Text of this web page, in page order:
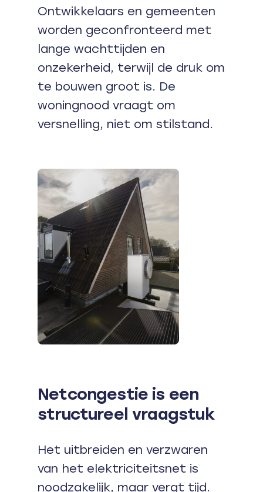
Ontwikkelaars en gemeenten
worden geconfronteerd met
lange wachttijden en
onzekerheid, terwijl de druk om
te bouwen groot is. De
woningnood vraagt om
versnelling, niet om stilstand.
Netcongestie is een
structureel vraagstuk
Het uitbreiden en verzwaren
van het elektriciteitsnet is
noodzakelijk, maar vergt tijd.